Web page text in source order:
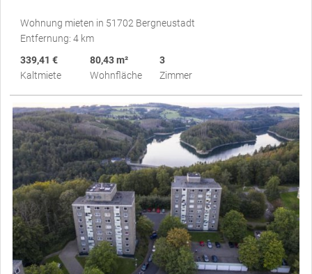
Wohnung mieten in 51702 Bergneustadt
Entfernung: 4 km
339,41 €
Kaltmiete
80,43 m²
Wohnfläche
3
Zimmer